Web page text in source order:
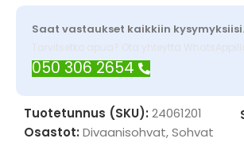
Saat vastaukset kaikkiin kysymyksiisi.
Tarvitsetko apua? Ota yhteyttä
050 306 2654
Tuotetunnus (SKU): 24061201
Osastot: Divaanisohvat,Sohvat